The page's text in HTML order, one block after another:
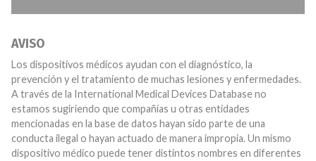
AVISO
Los dispositivos médicos ayudan con el diagnóstico, la
prevención y el tratamiento de muchas lesiones y enfermedades.
A través de la International Medical Devices Database no
estamos sugiriendo que compañías u otras entidades
mencionadas en la base de datos hayan sido parte de una
conducta ilegal o hayan actuado de manera impropia. Un mismo
dispositivo médico puede tener distintos nombres en diferentes